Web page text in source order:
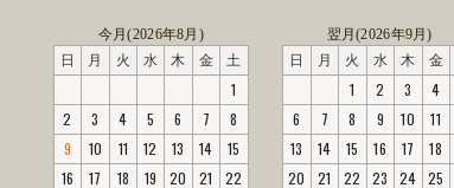
今月(2026年8月)
日
月 火 水 木 金 土
1
2
3 4 5 6 7
8
9
10 11 12 13 14
15
16
17 18 19 20 21 22
翌月(2026年9月)
日
月 火 水 木 金
1 2 3 4
6
7 8 9 10 11
13
14 15 16 17 18
20
21 22 23 24 25